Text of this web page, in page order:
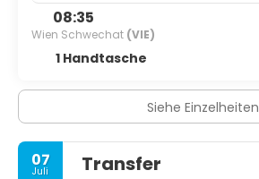
08:35
Wien Schwechat (VIE)
1 Handtasche
Siehe Einzelheiten
07
Juli Transfer